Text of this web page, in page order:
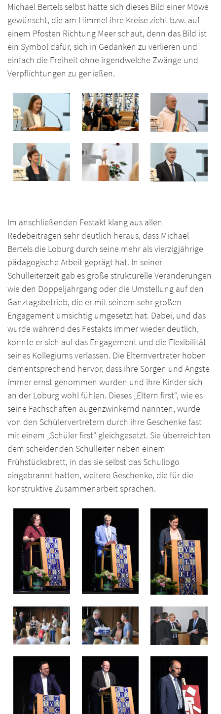
Michael Bertels selbst hatte sich dieses Bild einer Möwe
gewünscht, die am Himmel ihre Kreise zieht bzw. auf
einem Pfosten Richtung Meer schaut, denn das Bild ist
ein Symbol dafür, sich in Gedanken zu verlieren und
einfach die Freiheit ohne irgendwelche Zwänge und
Verpflichtungen zu genießen.
Im anschließenden Festakt klang aus allen
Redebeiträgen sehr deutlich heraus, dass Michael
Bertels die Loburg durch seine mehr als vierzigjährige
pädagogische Arbeit geprägt hat. In seiner
Schulleiterzeit gab es große strukturelle Veränderungen
wie den Doppeljahrgang oder die Umstellung auf den
Ganztagsbetrieb, die er mit seinem sehr großen
Engagement umsichtig umgesetzt hat. Dabei, und das
wurde während des Festakts immer wieder deutlich,
konnte er sich auf das Engagement und die Flexibilität
seines Kollegiums verlassen. Die Elternvertreter hoben
dementsprechend hervor, dass ihre Sorgen und Ängste
immer ernst genommen wurden und ihre Kinder sich
an der Loburg wohl fühlen. Dieses „Eltern first“, wie es
seine Fachschaften augenzwinkernd nannten, wurde
von den Schülervertretern durch ihre Geschenke fast
mit einem „Schüler first“ gleichgesetzt. Sie überreichten
dem scheidenden Schulleiter neben einem
Frühstücksbrett, in das sie selbst das Schullogo
eingebrannt hatten, weitere Geschenke, die für die
konstruktive Zusammenarbeit sprachen.